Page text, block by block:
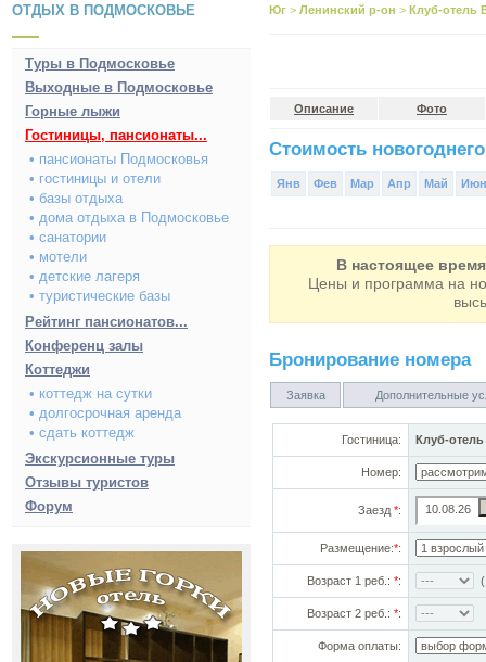
ОТДЫХ В ПОДМОСКОВЬЕ
Туры в Подмосковье
Выходные в Подмосковье
Горные лыжи
Гостиницы, пансионаты...
• пансионаты Подмосковья
• гостиницы и отели
• базы отдыха
• дома отдыха в Подмосковье
• санатории
• мотели
• детские лагеря
• туристические базы
Рейтинг пансионатов...
Конференц залы
Коттеджи
• коттедж на сутки
• долгосрочная аренда
• сдать коттедж
Экскурсионные туры
Отзывы туристов
Форум
Юг > Ленинский р-он > Клуб-отель
Описание Фото
Стоимость
Янв Фев Мар Апр Май Июн
В настоящее
Цены и программа на
Бронирование номера
Заявка Дополнительные
Гостиница: Клуб-
Номер:
Заезд *:
Размещение:*:
Возраст 1 реб.: *:
Возраст 2 реб.: *:
Форма оплаты: